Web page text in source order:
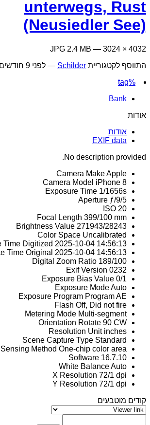
unterwegs, Rust
(Neusiedler See)
4032 × 3024 — JPG 2.4 MB
התווסף לקטגוריית Schilder
— לפני 9 חודשים
%tag
Bank
אודות
אודות
EXIF data
No description provided.
Camera MakeApple
Camera Model iPhone 8
Exposure Time 1/1656s
Aperture ƒ/9/5
ISO 20
Focal Length 399/100 mm
Brightness Value 271943/28243
Color Space Uncalibrated
Time Digitized 2025-10-04 14:56:13
Time Original 2025-10-04 14:56:13
Digital Zoom Ratio 189/100
Exif Version 0232
Exposure Bias Value 0/1
Exposure ModeAuto
Exposure Program Program AE
Flash Off, Did not fire
Metering Mode Multi-segment
Orientation Rotate 90 CW
Resolution Unit inches
Scene Capture Type Standard
Sensing Method One-chip color area
Software 16.7.10
White BalanceAuto
X Resolution 72/1 dpi
Y Resolution 72/1 dpi
קודים מוטבעים